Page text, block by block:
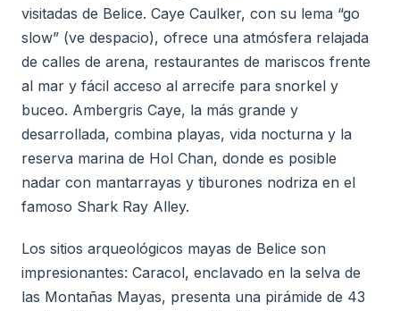
visitadas de Belice. Caye Caulker, con su lema “go
slow” (ve despacio), ofrece una atmósfera relajada
de calles de arena, restaurantes de mariscos frente
al mar y fácil acceso al arrecife para snorkel y
buceo. Ambergris Caye, la más grande y
desarrollada, combina playas, vida nocturna y la
reserva marina de Hol Chan, donde es posible
nadar con mantarrayas y tiburones nodriza en el
famoso Shark Ray Alley.
Los sitios arqueológicos mayas de Belice son
impresionantes: Caracol, enclavado en la selva de
las Montañas Mayas, presenta una pirámide de 43